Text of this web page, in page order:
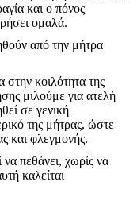
και ο πόνος
ομαλά.
από την μήτρα
στην κοιλότητα της
μιλούμε για ατελή
σε γενική
της μήτρας, ώστε
και φλεγμονής.
πεθάνει, χωρίς να
καλείται